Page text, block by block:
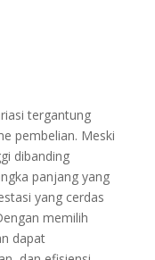
tergantung
pembelian. Meski
dibanding
panjang yang
yang cerdas
memilih
dapat